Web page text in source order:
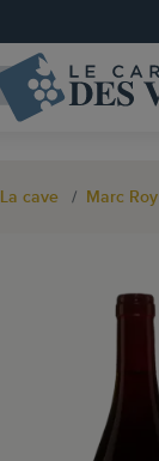
La cave Marc Roy